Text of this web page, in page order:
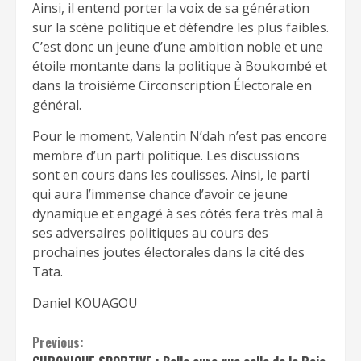
Ainsi, il entend porter la voix de sa génération
sur la scène politique et défendre les plus faibles.
C’est donc un jeune d’une ambition noble et une
étoile montante dans la politique à Boukombé et
dans la troisième Circonscription Électorale en
général.
Pour le moment, Valentin N’dah n’est pas encore
membre d’un parti politique. Les discussions
sont en cours dans les coulisses. Ainsi, le parti
qui aura l’immense chance d’avoir ce jeune
dynamique et engagé à ses côtés fera très mal à
ses adversaires politiques au cours des
prochaines joutes électorales dans la cité des
Tata.
Daniel KOUAGOU
Continue
Previous: